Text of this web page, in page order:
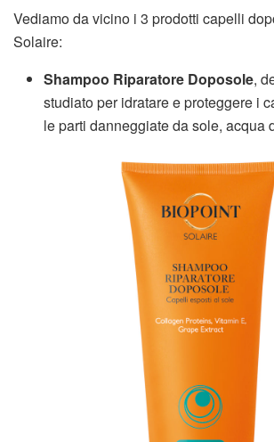
Vediamo da vicino i 3 prodotti capelli
Solaire:
Shampoo Riparatore Doposole,
studiato per idratare e proteggere i
le parti danneggiate da sole, acqua